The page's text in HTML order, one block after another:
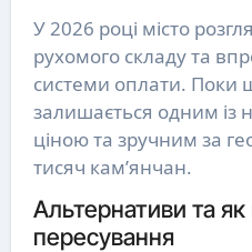
У 2026 році місто
рухомого складу та
системи оплати.
залишається одним із
ціною та зручним за
тисяч кам’янчан.
Альтернативи та
пересування